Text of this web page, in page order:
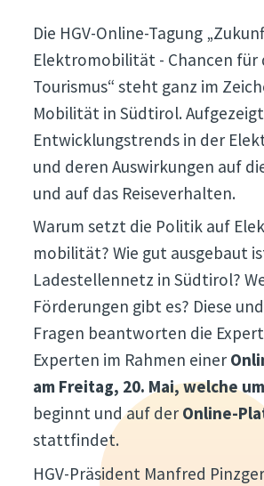
Die HGV-Online-Tagung
Elektromobilität - Chancen für
Tourismus“ steht ganz im
Mobilität in Südtirol.
Entwicklungstrends in der
und deren Auswirkungen auf
und auf das Reiseverhalten.
Warum setzt die Politik auf
mobilität? Wie gut ausgebaut
Ladestellennetz in Südtirol?
Förderungen gibt es? Diese
Fragen beantworten die
Experten im Rahmen einer
am Freitag, 20. Mai, welche
beginnt und auf der Online-
stattfindet.
HGV-Präsident Manfred